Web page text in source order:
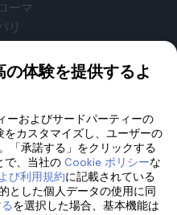
体験を提供するよ
ーおよびサードパーティーの
カスタマイズし、ユーザーの
「承諾する」をクリックする
で、当社の Cookie ポリシーな
び利用規約に記載されている
とした個人データの使用に同
を選択した場合、基本機能は
ローマ
リ
ラナダ
ォローしてください